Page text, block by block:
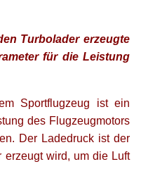
Turbolader erzeugte
für die Leistung
Sportflugzeug ist ein
des Flugzeugmotors
Der Ladedruck ist der
erzeugt wird, um die Luft